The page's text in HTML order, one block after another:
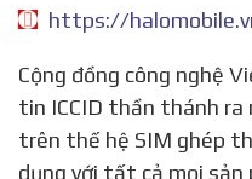
Cộng đồng công nghệ Việt Nam sôi sục trước thông
tin ICCID thần thánh
trên thế hệ SIM ghép
dụng với tất cả mọi sản